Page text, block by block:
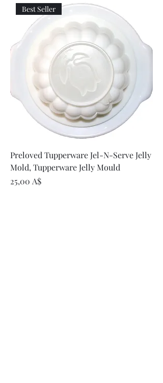
Best Seller
Preloved Tupperware Jel-N-Serve Jelly
Mold, Tupperware Jelly Mould
Τιμή
25,00 A$